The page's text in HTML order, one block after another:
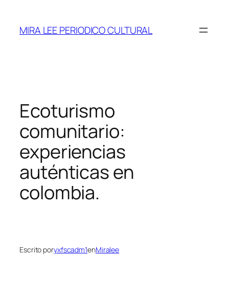
contenido
MIRA LEE PERIODICO CULTURAL
Ecoturismo
comunitario:
experiencias
auténticas en
colombia.
Escrito poryxfscadm1enMiralee